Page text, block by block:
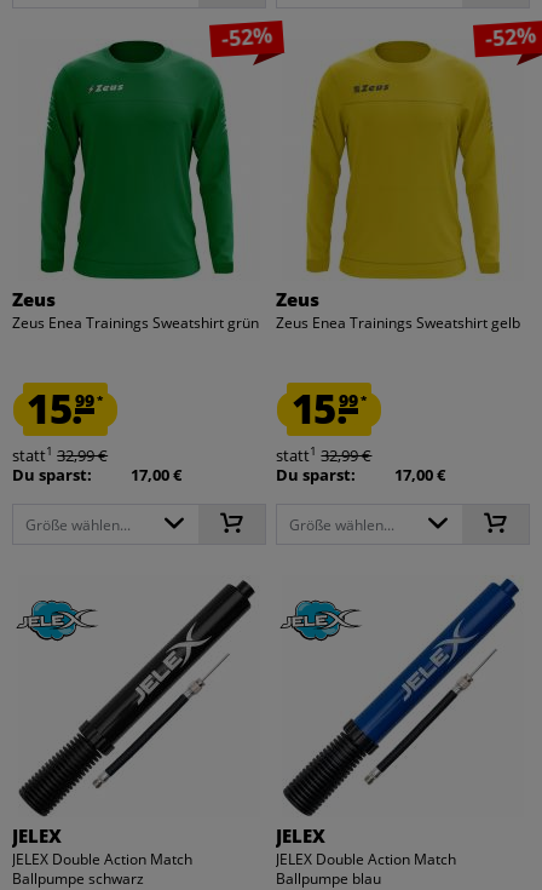
-52%
Zeus
Zeus Enea Trainings Sweatshirt grün
15.99*
statt1 32,99 €
Du sparst:
17,00 €
Größe wählen...
-52%
Zeus
Zeus Enea Trainings Sweatshirt gelb
15.99*
statt1 32,99 €
Du sparst:
17,00 €
Größe wählen...
JELEX
JELEX Double Action Match
Ballpumpe schwarz
JELEX
JELEX Double Action Match
Ballpumpe blau